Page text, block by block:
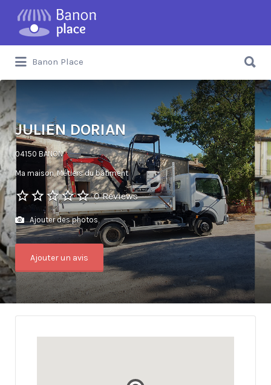
Banon Place
JULIEN DORIAN
04150 BANON
Ma maison Métiers du bâtiment
0 Reviews
Ajouter des photos
Ajouter un avis